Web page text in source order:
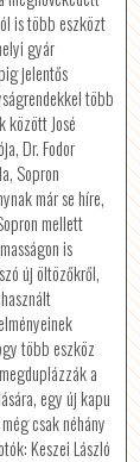
is több eszközt
gyár
jelentős
több
között José
Dr. Fodor
Sopron
már se híre,
mellett
is
új öltözőkről,
több eszköz
a
egy új kapu
csak néhány
Keszei László